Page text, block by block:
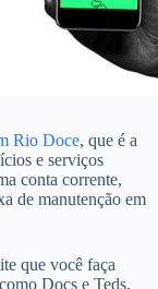
Rio Doce, que é a
e serviços
conta corrente,
de manutenção em
que você faça
Docs e Teds,